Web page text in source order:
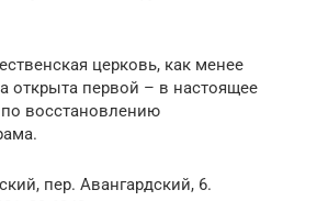
церковь, как менее
открыта первой – в настоящее
восстановлению
пер. Авангардский, 6.